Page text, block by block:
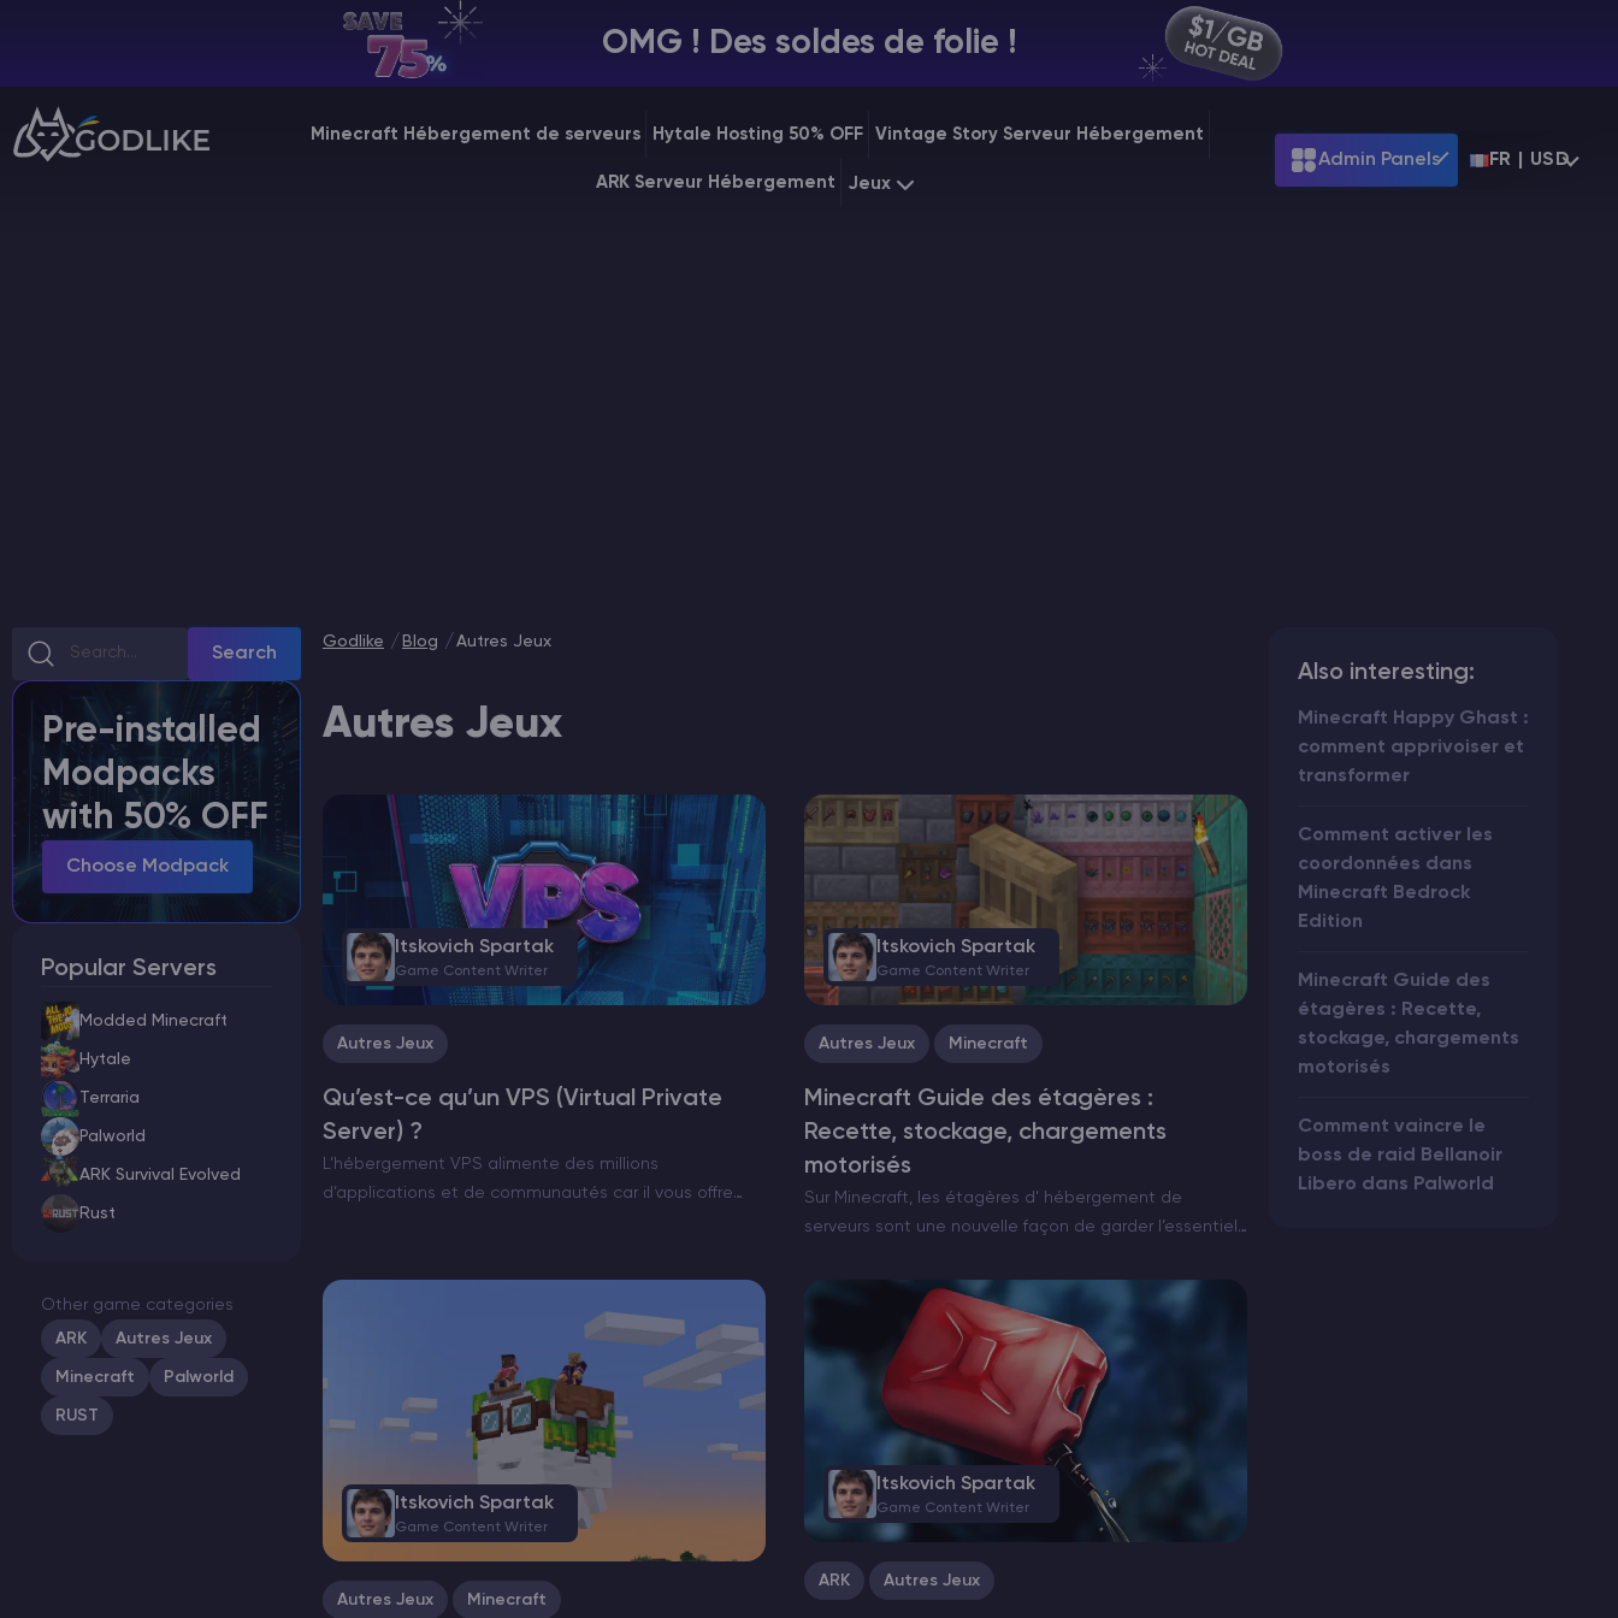
OMG ! Des soldes de folie !
Minecraft Hébergement de serveurs Hytale Hosting 50% OFF Vintage Story Serveur Hébergement
ARK Serveur Hébergement Jeux
Admin Panels FR | USD
Billing Panel
Manage your servers & payments
Hytale Hosting 50% OFF
Vintage Story Serveur Hébergement
ARK Serveur Hébergement
Jeux
Search
Pre-installed
Modpacks
with 50% OFF
Choose Modpack
Popular Servers
Modded Minecraft
Hytale
Terraria
Palworld
ARK Survival Evolved
Rust
Other game categories
ARK
Autres Jeux
Minecraft Palworld
RUST
Godlike Blog Autres Jeux
Autres Jeux
Itskovich Spartak
Game Content Writer
Autres Jeux
Qu’est-ce qu’un VPS (Virtual Private
Server) ?
L’hébergement VPS alimente des millions
d’applications et de communautés car il vous offre
serveur virtuel géré par un fournisseur d’hébergement
Itskovich Spartak
Game Content Writer
Autres Jeux Minecraft
Minecraft Guide des étagères :
Recette, stockage, chargements
motorisés
Sur Minecraft, les étagères d’ hébergement de
serveurs sont une nouvelle façon de garder l’essentiel
rangées qui affichent toujours ce qu’elles contiennent
et qui, lorsqu’elles sont…
Itskovich Spartak
Game Content Writer
Autres Jeux Minecraft
Itskovich Spartak
Game Content Writer
ARK Autres Jeux
Also interesting:
Minecraft Happy Ghast :
comment apprivoiser et
transformer
Comment activer les
coordonnées dans
Minecraft Bedrock
Edition
Minecraft Guide des
étagères : Recette,
stockage, chargements
motorisés
Comment vaincre le
boss de raid Bellanoir
Libero dans Palworld